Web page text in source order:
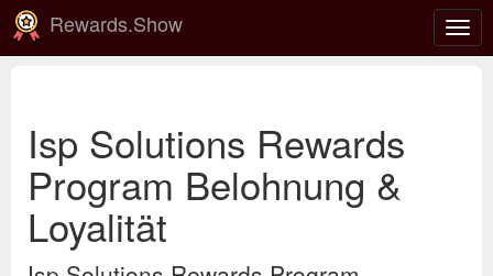
ein-/
Rewards.Show
Isp Solutions Rewards
Program Belohnung &
Loyalität